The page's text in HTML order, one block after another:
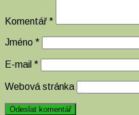
Komentář*
Jméno *
E-mail *
Webová stránka